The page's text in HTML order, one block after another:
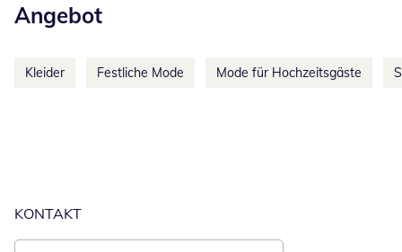
Angebot
Kleider Festliche Mode Mode für Hochzeitsgäste
KONTAKT